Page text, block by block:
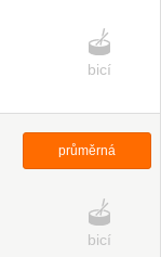
bicí
průměrná
bicí